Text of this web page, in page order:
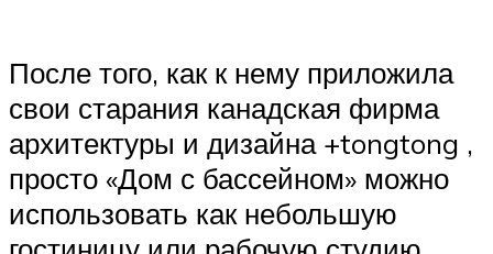
После того, как к нему приложила
свои старания канадская фирма
архитектуры и дизайна +tongtong ,
просто «Дом с бассейном» можно
использовать как небольшую